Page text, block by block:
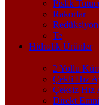
Pislik
Rakorlar
Redüksiyon
Te
Hidrolik Ürünler
2 Yollu
Çekli Hız
Çeksiz Hız
Direkt